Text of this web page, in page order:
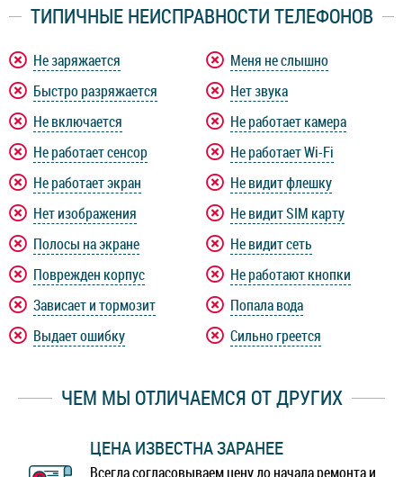
ТИПИЧНЫЕ НЕИСПРАВНОСТИ ТЕЛЕФОНОВ
Не заряжается
Быстро разряжается
Не включается
Не работает сенсор
Не работает экран
Нет изображения
Полосы на экране
Поврежден корпус
Зависает и тормозит
Выдает ошибку
Меня не слышно
Нет звука
Не работает камера
Не работает Wi-Fi
Не видит флешку
Не видит SIM карту
Не видит сеть
Не работают кнопки
Попала вода
Сильно греется
ЧЕМ МЫ ОТЛИЧАЕМСЯ ОТ ДРУГИХ
ЦЕНА ИЗВЕСТНА ЗАРАНЕЕ
Всегда согласовываем цену до начала ремонта и